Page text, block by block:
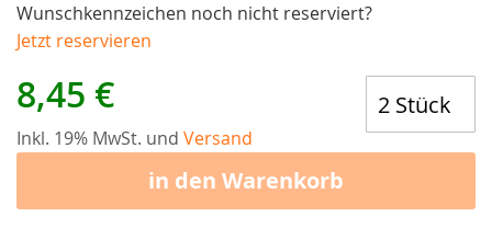
Wunschkennzeichen noch nicht reserviert?
Jetzt reservieren
8,45 €
Inkl. 19% MwSt. und Versand
in den Warenkorb